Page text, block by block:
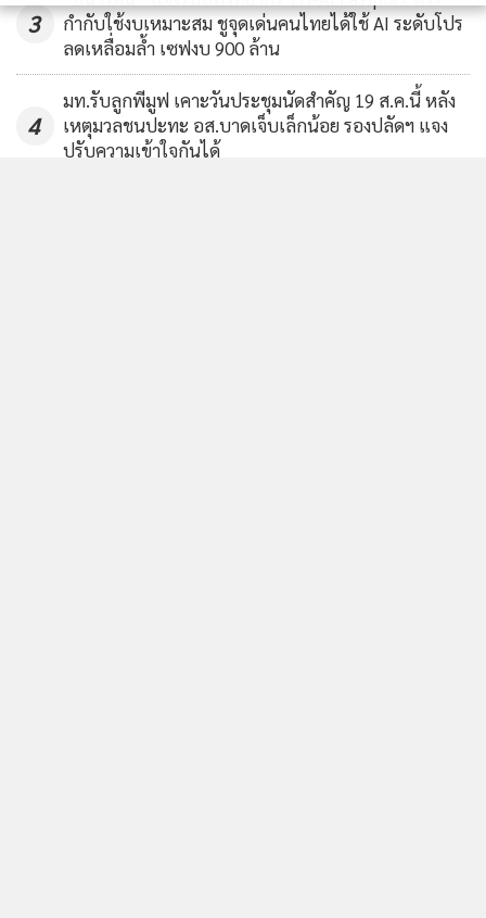
3
กำกับใช้งบเหมาะสม ชูจุดเด่นคนไทยได้ใช้ AI ระดับโปร
ลดเหลื่อมล้ำ เซฟงบ 900 ล้าน
4
มท.รับลูกพีมูฟ เคาะวันประชุมนัดสำคัญ 19 ส.ค.นี้ หลัง
เหตุมวลชนปะทะ อส.บาดเจ็บเล็กน้อย รองปลัดฯ แจง
ปรับความเข้าใจกันได้